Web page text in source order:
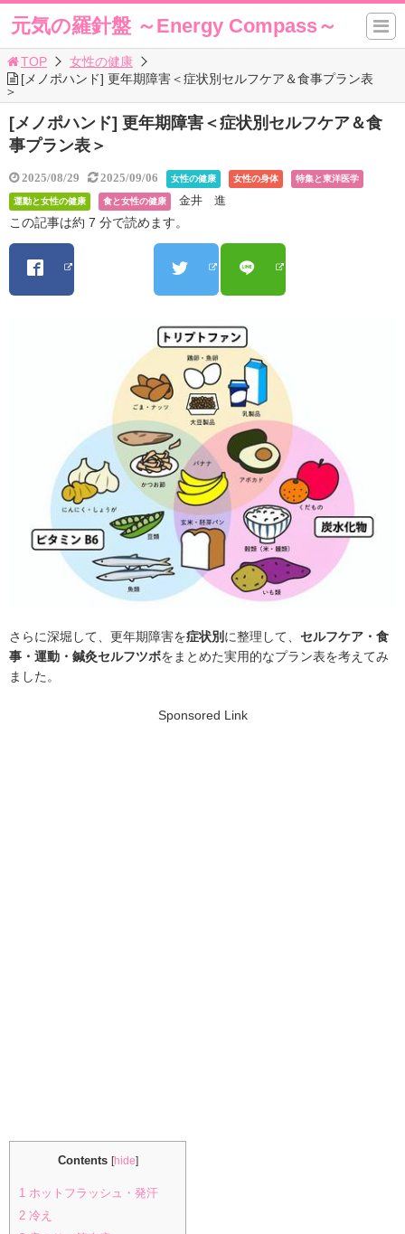
元気の羅針盤 ～Energy Compass～
TOP
女性の健康
[メノポハンド] 更年期障害＜症状別セルフケア＆食事プラン表
＞
[メノポハンド] 更年期障害＜症状別セルフケア＆食
事プラン表＞
2025/08/29 2025/09/06 女性の健康 女性の身体 特集と東洋医学
運動と女性の健康 食と女性の健康 金井 進
この記事は約 7 分で読めます。
さらに深堀して、更年期障害を症状別に整理して、 セルフケア・食
事・運動・鍼灸セルフツボをまとめた実用的なプラン表を考えてみ
ました。
Sponsored Link
Contents [hide]
1 ホットフラッシュ・発汗
2 冷え